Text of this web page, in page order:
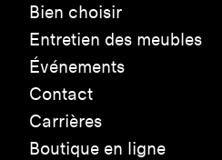
Bien choisir
Entretien des meubles
Événements
Contact
Carrières
Boutique en ligne